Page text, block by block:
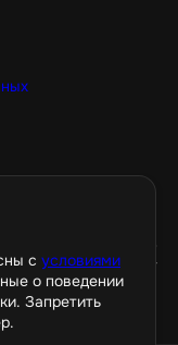
с условиями
о поведении
Запретить